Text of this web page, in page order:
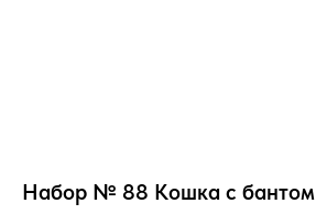
Набор № 88 Кошка с бантом